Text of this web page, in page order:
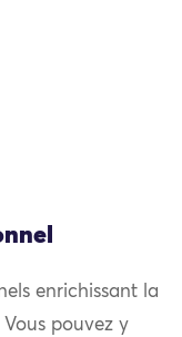
enrichissant la
pouvez y